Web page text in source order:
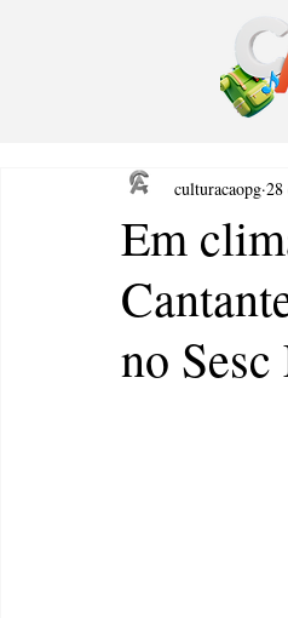
Em
no Sesc
culturacaopg 28